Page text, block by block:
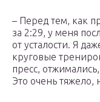
– Перед тем, как
за 2:29, у меня
от усталости. Я
круговые
пресс,
Это очень